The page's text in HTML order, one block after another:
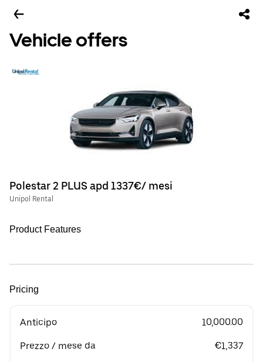
Vehicle offers
Polestar 2 PLUS apd 1337€/ mesi
Unipol Rental
Product Features
Pricing
Anticipo 10,000.00
Prezzo / mese da €1,337